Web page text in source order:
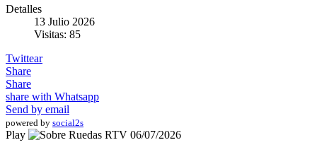
Detalles
13 Julio 2026
Visitas: 85
Twittear
Share
Share
share with Whatsapp
Send by email
powered by social2s
Play